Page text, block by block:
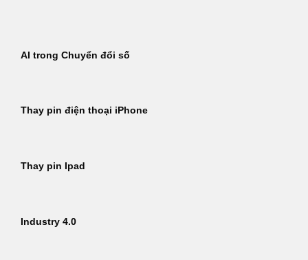
dungAI trong Chuyển đổi số
Thay pin điện thoại iPhone
Thay pin Ipad
Industry 4.0